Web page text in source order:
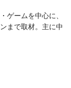
ゲームを中心に、
まで取材。主に中